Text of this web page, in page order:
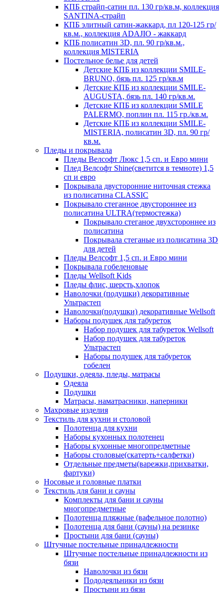
КПБ страйп-сатин пл. 130 гр/кв.м, коллекция
SANTINA-страйп
КПБ элитный сатин-жаккард, пл 120-125 гр/
кв.м., коллекция ADAJIO - жаккард
КПБ полисатин 3D, пл. 90 гр/кв.м.,
коллекция MISTERIA
Постельное белье для детей
Детские КПБ из коллекции SMILE-
BRUNO, бязь пл. 125 гр/кв.м
Детские КПБ из коллекции SMILE-
AUGUSTA, бязь пл. 140 гр/кв.м.
Детские КПБ из коллекции SMILE
PALERMO, поплин пл. 115 гр./кв.м.
Детские КПБ из коллекции SMILE-
MISTERIA, полисатин 3D, пл. 90 гр/
кв.м.
Пледы и покрывала
Пледы Велсофт Люкс 1,5 сп. и Евро мини
Плед Велсофт Shine(светится в темноте) 1,5
сп и евро
Покрывала двусторонние ниточная стежка
из полисатина CLASSIC
Покрывало стеганное двустороннее из
полисатина ULTRA(термостежка)
Покрывало стеганое двухстороннее из
полисатина
Покрывала стеганые из полисатина 3D
для детей
Пледы Велсофт 1,5 сп. и Евро мини
Покрывала гобеленовые
Пледы Wellsoft Kids
Пледы флис, шерсть,хлопок
Наволочки (подушки) декоративные
Ультрастеп
Наволочки(подушки) декоративные Wellsoft
Наборы подушек для табуреток
Набор подушек для табуреток Wellsoft
Набор подушек для табуреток
Ультрастеп
Наборы подушек для табуреток
гобелен
Подушки, одеяла, пледы, матрасы
Одеяла
Подушки
Матрасы, наматрасники, наперники
Махровые изделия
Текстиль для кухни и столовой
Полотенца для кухни
Наборы кухонных полотенец
Наборы кухонные многопредметные
Наборы столовые(скатерть+салфетки)
Отдельные предметы(варежки,прихватки,
фартуки)
Носовые и головные платки
Текстиль для бани и сауны
Комплекты для бани и сауны
многопредметные
Полотенца пляжные (вафельное полотно)
Полотенца для бани (сауны) на резинке
Простыни для бани (сауны)
Штучные постельные принадлежности
Штучные постельные принадлежности из
бязи
Наволочки из бязи
Пододеяльники из бязи
Простыни из бязи